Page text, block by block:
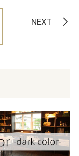
NEXT